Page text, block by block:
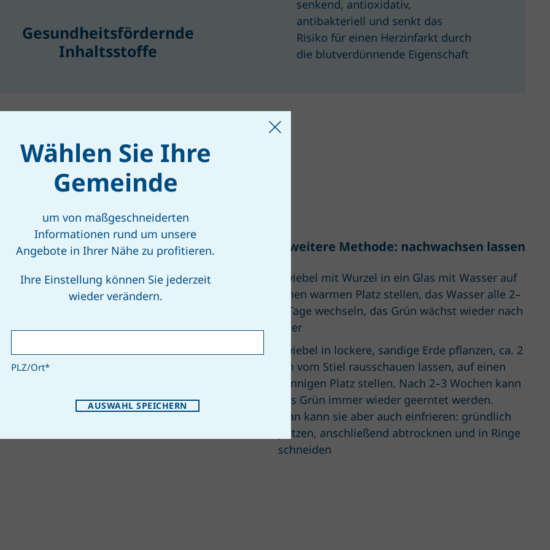
Gesundheitsfördernde
Inhaltsstoffe
senkend, antioxidativ,
antibakteriell und senkt das
Risiko für einen Herzinfarkt durch
die blutverdünnende Eigenschaft
Lagerung
halten im Kühlschrank rund eine
dann wird die Knolle holzig und die
welk.
Eine weitere Methode: nachwachsen lassen
Zwiebel mit Wurzel in ein Glas mit Wasser auf
einen warmen Platz stellen, das Wasser alle 2–
3 Tage wechseln, das Grün wächst wieder nach
oder
Zwiebel in lockere, sandige Erde pflanzen, ca. 2
cm vom Stiel rausschauen lassen, auf einen
sonnigen Platz stellen. Nach 2–3 Wochen kann
das Grün immer wieder geerntet werden.
Man kann sie aber auch einfrieren: gründlich
putzen, anschließend abtrocknen und in Ringe
schneiden
Wählen Sie Ihre
Gemeinde
um von maßgeschneiderten
Informationen rund um unsere
Angebote in Ihrer Nähe zu profitieren.
Ihre Einstellung können Sie jederzeit
wieder verändern.
PLZ/Ort*
AUSWAHL SPEICHERN